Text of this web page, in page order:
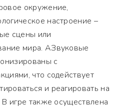
окружение,
настроение –
сцены или
мира. АЗвуковые
с
что содействует
и реагировать на
игре также осуществлена